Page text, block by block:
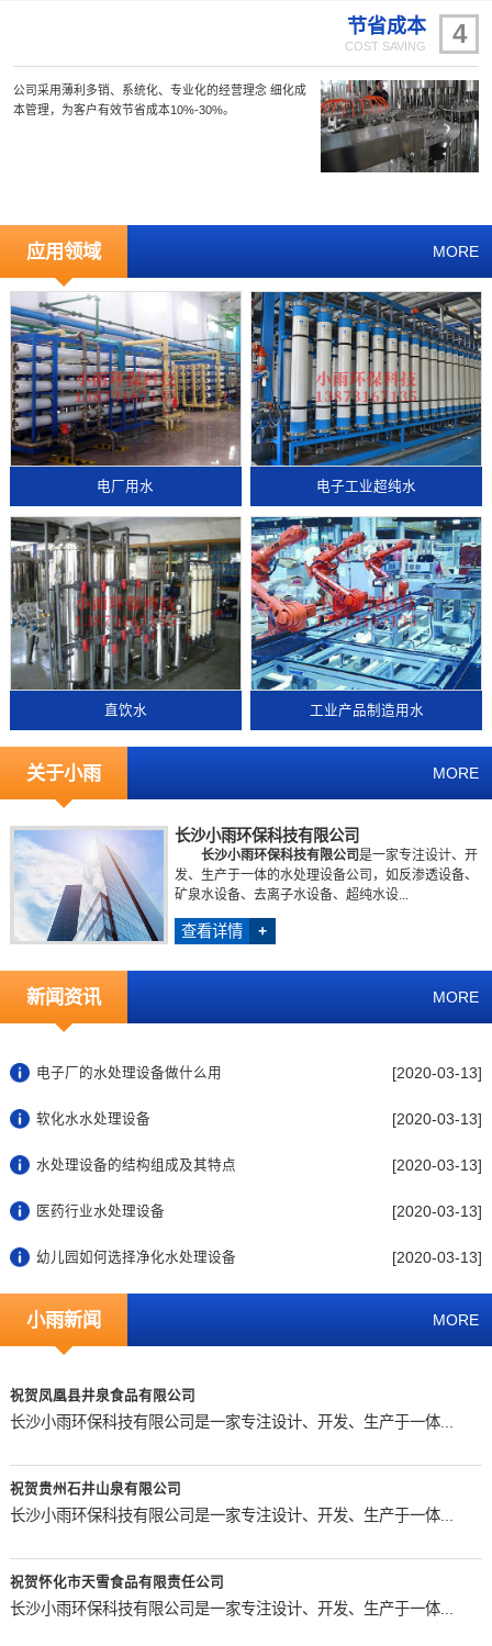
4
节省成本
COST SAVING
公司采用薄利多销、系统化、专业化的经营理念 细化成
本管理，为客户有效节省成本10%-30%。
应用领域 MORE
电厂用水 电子工业超纯水
直饮水 工业产品制造用水
关于小雨 MORE
长沙小雨环保科技有限公司
长沙小雨环保科技有限公司是一家专注设计、开
发、生产于一体的水处理设备公司，如反渗透设备、
矿泉水设备、去离子水设备、超纯水设...
查看详情 +
新闻资讯 MORE
电子厂的水处理设备做什么用 [2020-03-13]
软化水水处理设备 [2020-03-13]
水处理设备的结构组成及其特点 [2020-03-13]
医药行业水处理设备 [2020-03-13]
幼儿园如何选择净化水处理设备 [2020-03-13]
小雨新闻 MORE
祝贺凤凰县井泉食品有限公司
长沙小雨环保科技有限公司是一家专注设计、开发、生产于一体...
祝贺贵州石井山泉有限公司
长沙小雨环保科技有限公司是一家专注设计、开发、生产于一体...
祝贺怀化市天雪食品有限责任公司
长沙小雨环保科技有限公司是一家专注设计、开发、生产于一体...